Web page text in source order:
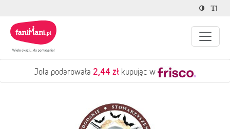
Jola podarowała 2,44 zł kupując w